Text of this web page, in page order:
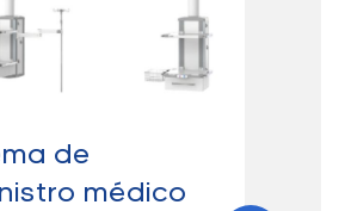
de
médico